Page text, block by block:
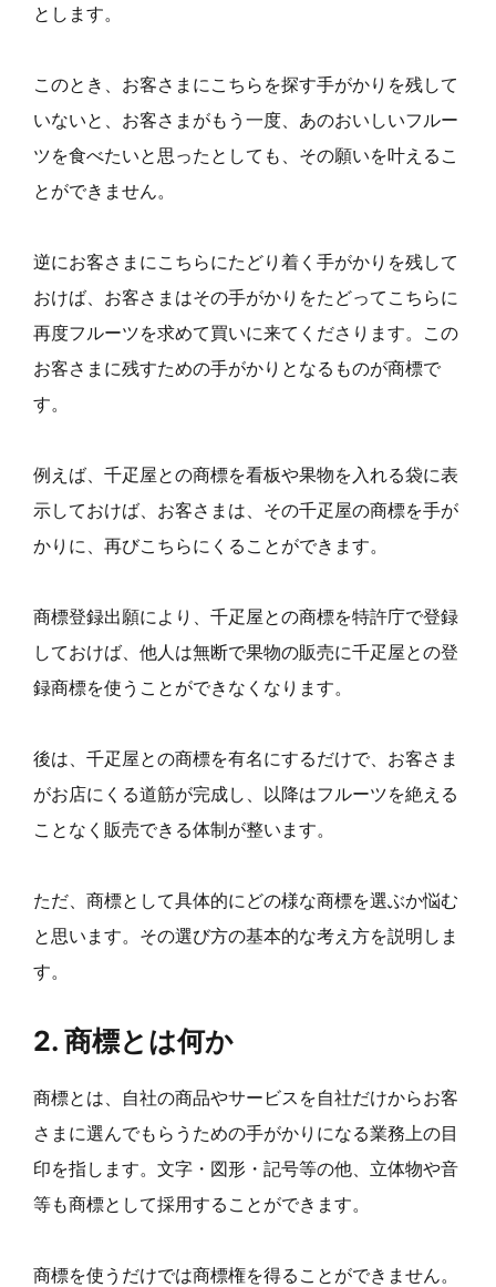
とします。
このとき、お客さまにこちらを探す手がかりを残して
いないと、お客さまがもう一度、あのおいしいフルー
ツを食べたいと思ったとしても、その願いを叶えるこ
とができません。
逆にお客さまにこちらにたどり着く手がかりを残して
おけば、お客さまはその手がかりをたどってこちらに
再度フルーツを求めて買いに来てくださります。この
お客さまに残すための手がかりとなるものが商標で
す。
例えば、千疋屋との商標を看板や果物を入れる袋に表
示しておけば、お客さまは、その千疋屋の商標を手が
かりに、再びこちらにくることができます。
商標登録出願により、千疋屋との商標を特許庁で登録
しておけば、他人は無断で果物の販売に千疋屋との登
録商標を使うことができなくなります。
後は、千疋屋との商標を有名にするだけで、お客さま
がお店にくる道筋が完成し、以降はフルーツを絶える
ことなく販売できる体制が整います。
ただ、商標として具体的にどの様な商標を選ぶか悩む
と思います。その選び方の基本的な考え方を説明しま
す。
2. 商標とは何か
商標とは、自社の商品やサービスを自社だけからお客
さまに選んでもらうための手がかりになる業務上の目
印を指します。文字・図形・記号等の他、立体物や音
等も商標として採用することができます。
商標を使うだけでは商標権を得ることができません。